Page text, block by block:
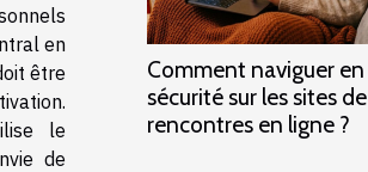
en
être
le
de
Comment naviguer en
sécurité sur les sites de
rencontres en ligne ?